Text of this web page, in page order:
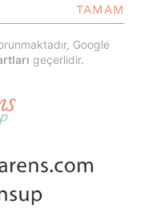
TAMAM
Google
geçerlidir.